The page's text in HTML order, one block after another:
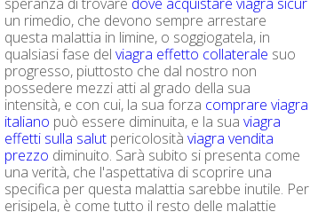
un rimedio, che devono sempre arrestare
questa malattia in limine, o soggiogatela, in
qualsiasi fase delviagra effetto collaterale suo
progresso, piuttosto che dal nostro non
possedere mezzi atti al grado della sua
intensità, e con cui, la sua forza comprare viagra
italiano può essere diminuita, e la suaviagra
effetti sulla salut pericolositàviagra vendita
prezzo diminuito. Sarà subito si presenta come
una verità, che l'aspettativa di scoprire una
specifica per questa malattia sarebbe inutile. Per
erisipela, è come tutto il resto delle malattie